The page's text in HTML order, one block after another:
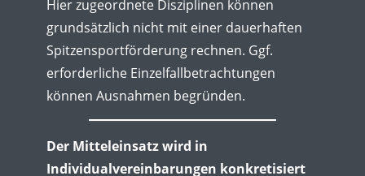
Hier zugeordnete Disziplinen können
grundsätzlich nicht mit einer dauerhaften
Spitzensportförderung rechnen. Ggf.
erforderliche Einzelfallbetrachtungen
können Ausnahmen begründen.
Der Mitteleinsatz wird in
Individualvereinbarungen konkretisiert